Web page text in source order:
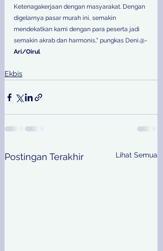
Ketenagakerjaan dengan masyarakat. Dengan
digelarnya pasar murah ini, semakin
mendekatkan kami dengan para peserta jadi
semakin akrab dan harmonis," pungkas Deni.@-
Ari/Oirul
Ekbis
Postingan Terakhir Lihat Semua